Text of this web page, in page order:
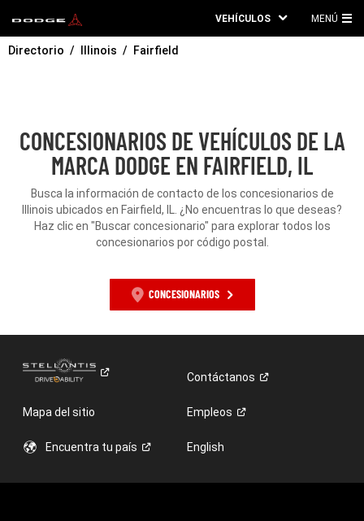
VEHÍCULOS MENÚ
Directorio Illinois Fairfield
CONCESIONARIOS DE VEHÍCULOS DE LA
MARCA DODGE EN FAIRFIELD, IL
Busca la información de contacto de los concesionarios de
Illinois ubicados en Fairfield, IL. ¿No encuentras lo que deseas?
Haz clic en "Buscar concesionario" para explorar todos los
concesionarios por código postal.
CONCESIONARIOS
Contáctanos
Mapa del sitio Empleos
Encuentra tu país English